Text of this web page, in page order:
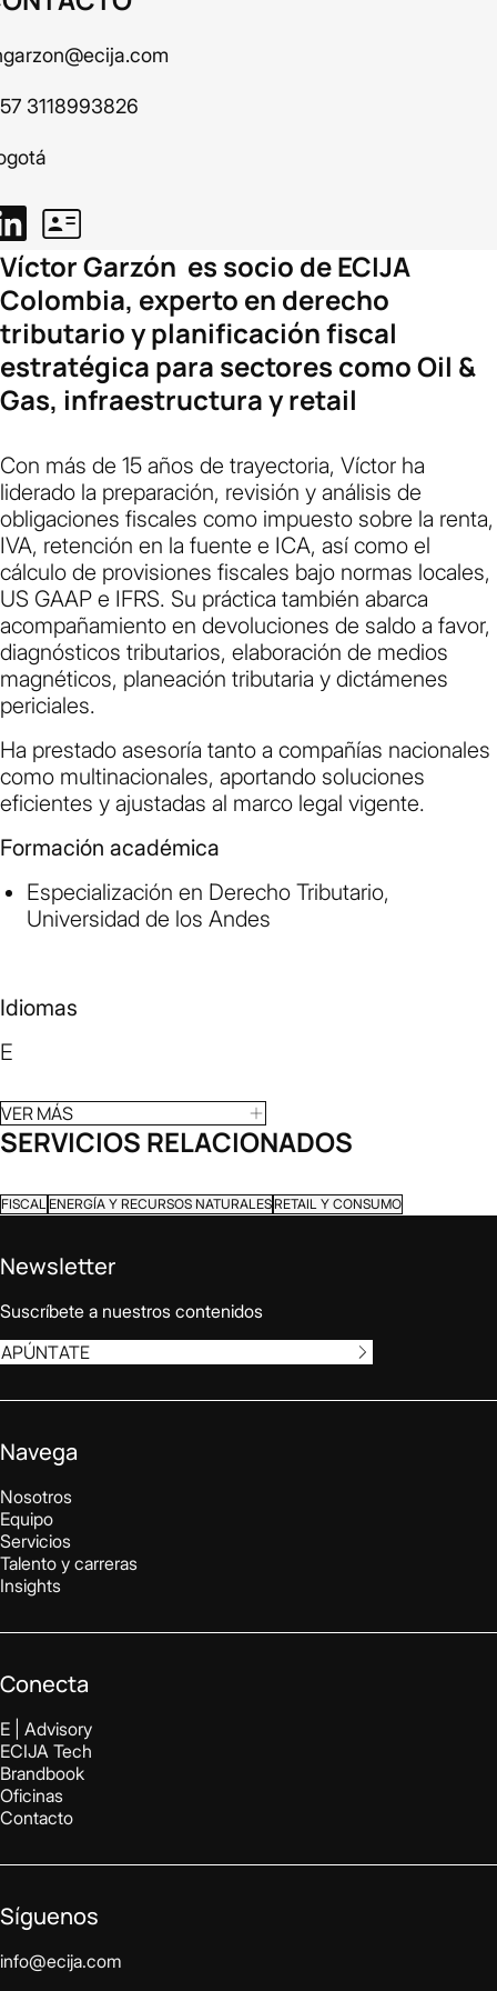
3118993826
Víctor Garzón es socio de ECIJA
Colombia, experto en derecho
tributario y planificación fiscal
estratégica para sectores como Oil &
Gas, infraestructura y retail
Con más de 15 años de trayectoria, Víctor ha
liderado la preparación, revisión y análisis de
obligaciones fiscales como impuesto sobre la renta,
IVA, retención en la fuente e ICA, así como el
cálculo de provisiones fiscales bajo normas locales,
US GAAP e IFRS. Su práctica también abarca
acompañamiento en devoluciones de saldo a favor,
diagnósticos tributarios, elaboración de medios
magnéticos, planeación tributaria y dictámenes
periciales.
Ha prestado asesoría tanto a compañías nacionales
como multinacionales, aportando soluciones
eficientes y ajustadas al marco legal vigente.
Formación académica
Especialización en Derecho Tributario,
Universidad de los Andes
Idiomas
E
VER MÁS
SERVICIOS RELACIONADOS
FISCAL ENERGÍA Y RECURSOS NATURALES RETAIL Y CONSUMO
Newsletter
Suscríbete a nuestros contenidos
APÚNTATE
Navega
Nosotros
Equipo
Servicios
Talento y carreras
Insights
Conecta
E | Advisory
ECIJA Tech
Brandbook
Oficinas
Contacto
Síguenos
info@ecija.com